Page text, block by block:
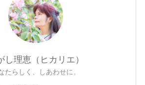
し理恵（ヒカリエ）
たらしく、しあわせに。